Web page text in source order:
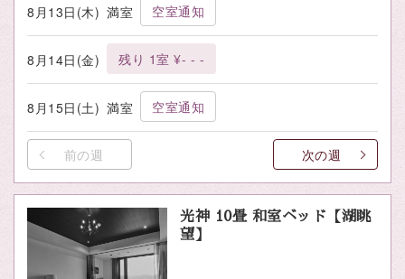
8月13日(木) 満室 空室通知
8月14日(金) 残り 1室 ¥- - -
8月15日(土) 満室 空室通知
前の週 次の週
光神 10畳 和室ベッド【湖眺
望】